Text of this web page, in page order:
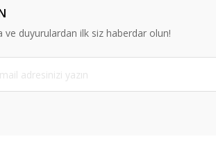
ve duyurulardan ilk siz haberdar olun!